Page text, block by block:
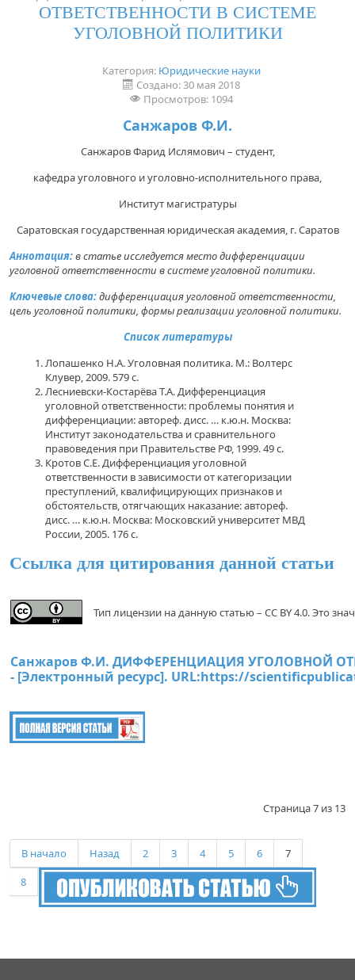
ОТВЕТСТВЕННОСТИ В СИСТЕМЕ
УГОЛОВНОЙ ПОЛИТИКИ
Категория: Юридические науки
Создано: 30 мая 2018
Просмотров: 1094
Санжаров Ф.И.
Санжаров Фарид Ислямович – студент,
кафедра уголовного и уголовно-исполнительного права,
Институт магистратуры
Саратовская государственная юридическая академия, г. Саратов
Аннотация:в статье исследуется место дифференциации
уголовной ответственности в системе уголовной политики.
Ключевые слова:дифференциация уголовной ответственности,
цель уголовной политики, формы реализации уголовной политики.
Список литературы
Лопашенко Н.А. Уголовная политика. М.: Волтерс
Клувер, 2009. 579 с.
Лесниевски-Костарёва Т.А. Дифференциация
уголовной ответственности: проблемы понятия и
дифференциации: автореф. дисс. … к.ю.н. Москва:
Институт законодательства и сравнительного
правоведения при Правительстве РФ, 1999. 49 с.
Кротов С.Е. Дифференциация уголовной
ответственности в зависимости от категоризации
преступлений, квалифицирующих признаков и
обстоятельств, отягчающих наказание: автореф.
дисс. … к.ю.н. Москва: Московский университет МВД
России, 2005. 176 с.
Ссылка для цитирования данной статьи
Тип лицензии на данную статью – CC BY 4.0. Это
Санжаров Ф.И. ДИФФЕРЕНЦИАЦИЯ УГОЛОВНОЙ
- [Электронный ресурс]. URL:https://
Страница 7 из 13
В начало Назад 2 3 4 5 6
7
8
10 11 Вперед В конец